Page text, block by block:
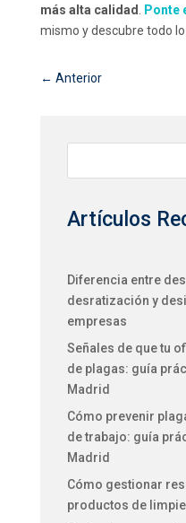
más alta calidad
Ponte
mismo y descubre todo
← Anterior
Artículos
Diferencia entre
desratización y
empresas
Señales de que tu
de plagas: guía
Madrid
Cómo prevenir
de trabajo: guía
Madrid
Cómo gestionar
productos de